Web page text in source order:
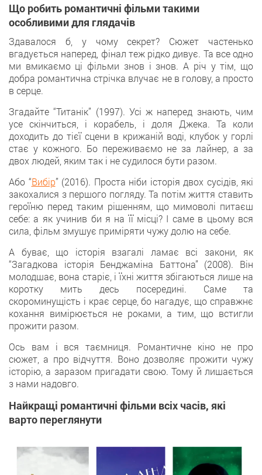
Що робить романтичні фільми такими
особливими для глядачів
Здавалося б, у чому секрет? Сюжет частенько
вгадується наперед, фінал теж рідко дивує. Та все одно
ми вмикаємо ці фільми знов і знов. А річ у тім, що
добра романтична стрічка влучає не в голову, а просто
в серце.
Згадайте “Титанік” (1997). Усі ж наперед знають, чим
усе скінчиться, і корабель, і доля Джека. Та коли
доходить до тієї сцени в крижаній воді, клубок у горлі
стає у кожного. Бо переживаємо не за лайнер, а за
двох людей, яким так і не судилося бути разом.
Або “Вибір” (2016). Проста ніби історія двох сусідів, які
закохалися з першого погляду. Та потім життя ставить
героїню перед таким рішенням, що мимоволі питаєш
себе: а як учинив би я на її місці? І саме в цьому вся
сила, фільм змушує приміряти чужу долю на себе.
А буває, що історія взагалі ламає всі закони, як
“Загадкова історія Бенджаміна Баттона” (2008). Він
молодшає, вона старіє, і їхні життя збігаються лише на
коротку мить десь посередині. Саме та
скороминущість і крає серце, бо нагадує, що справжнє
кохання вимірюється не роками, а тим, що встигли
прожити разом.
Ось вам і вся таємниця. Романтичне кіно не про
сюжет, а про відчуття. Воно дозволяє прожити чужу
історію, а заразом пригадати свою. Тому й лишається
з нами надовго.
Найкращі романтичні фільми всіх часів, які
варто переглянути